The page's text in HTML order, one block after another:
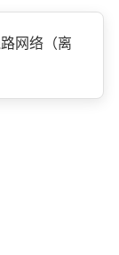
网络（离